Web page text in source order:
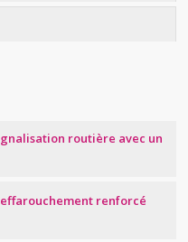
routière avec un
renforcé